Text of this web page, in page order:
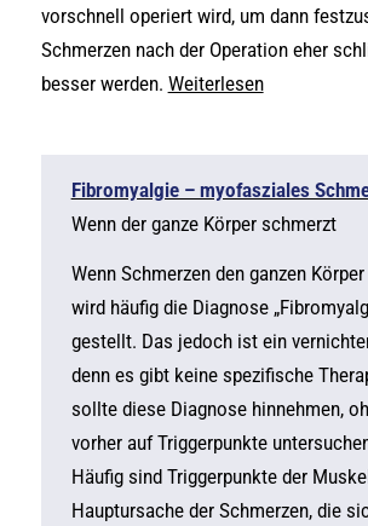
vorschnell operiert wird, um dann
Schmerzen nach der Operation eher
besser werden. Weiterlesen
Fibromyalgie – myofasziales
Wenn der ganze Körper schmerzt
Wenn Schmerzen den ganzen
wird häufig die Diagnose
gestellt. Das jedoch ist ein
denn es gibt keine spezifische
sollte diese Diagnose hinnehmen,
vorher auf Triggerpunkte
Häufig sind Triggerpunkte der
Hauptursache der Schmerzen, die